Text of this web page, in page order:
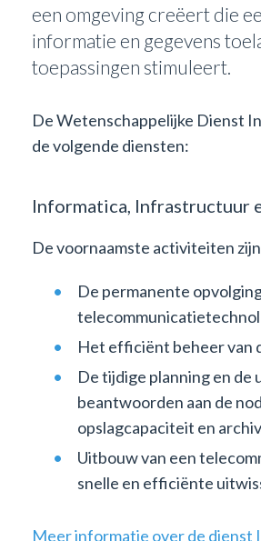
een omgeving creëert die
informatie en gegevens
toepassingen stimuleert.
De Wetenschappelijke Dienst
de volgende diensten:
Informatica, Infrastructuur
De voornaamste activiteiten
De permanente
Het efficiënt beheer van
De tijdige planning en
beantwoorden aan de
opslagcapaciteit en
Uitbouw van een
snelle en efficiënte
Meer informatie over de